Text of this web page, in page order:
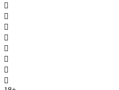







